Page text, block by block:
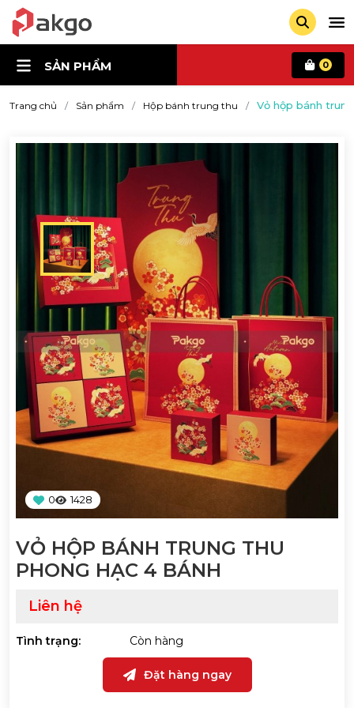
SẢN PHẨM 0
Trang chủ Sản phẩm Hộp bánh trung thu Vỏ hộp bánh
0 1428
VỎ HỘP BÁNH TRUNG THU
PHONG HẠC 4 BÁNH
Liên hệ
Tình trạng: Còn hàng
Đặt hàng ngay